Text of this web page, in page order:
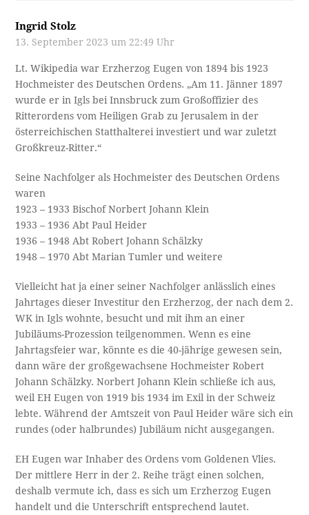
Ingrid Stolz
13. September 2023 um 22:49 Uhr
Lt. Wikipedia war Erzherzog Eugen von 1894 bis 1923
Hochmeister des Deutschen Ordens. „Am 11. Jänner 1897
wurde er in Igls bei Innsbruck zum Großoffizier des
Ritterordens vom Heiligen Grab zu Jerusalem in der
österreichischen Statthalterei investiert und war zuletzt
Großkreuz-Ritter.“
Seine Nachfolger als Hochmeister des Deutschen Ordens
waren
1923 – 1933 Bischof Norbert Johann Klein
1933 – 1936 Abt Paul Heider
1936 – 1948 Abt Robert Johann Schälzky
1948 – 1970 Abt Marian Tumler und weitere
Vielleicht hat ja einer seiner Nachfolger anlässlich eines
Jahrtages dieser Investitur den Erzherzog, der nach dem 2.
WK in Igls wohnte, besucht und mit ihm an einer
Jubiläums-Prozession teilgenommen. Wenn es eine
Jahrtagsfeier war, könnte es die 40-jährige gewesen sein,
dann wäre der großgewachsene Hochmeister Robert
Johann Schälzky. Norbert Johann Klein schließe ich aus,
weil EH Eugen von 1919 bis 1934 im Exil in der Schweiz
lebte. Während der Amtszeit von Paul Heider wäre sich ein
rundes (oder halbrundes) Jubiläum nicht ausgegangen.
EH Eugen war Inhaber des Ordens vom Goldenen Vlies.
Der mittlere Herr in der 2. Reihe trägt einen solchen,
deshalb vermute ich, dass es sich um Erzherzog Eugen
handelt und die Unterschrift entsprechend lautet.